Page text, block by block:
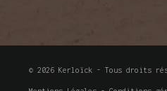
© 2026 Kerloïck - Tous droits